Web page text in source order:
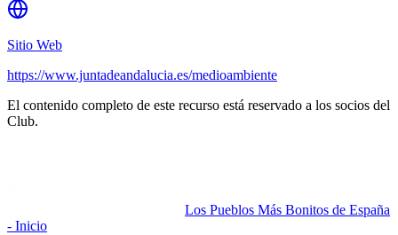
Sitio Web
https://www.juntadeandalucia.es/medioambiente
El contenido completo de este recurso está reservado a los socios del
Club.
Los Pueblos Más Bonitos de España
- Inicio